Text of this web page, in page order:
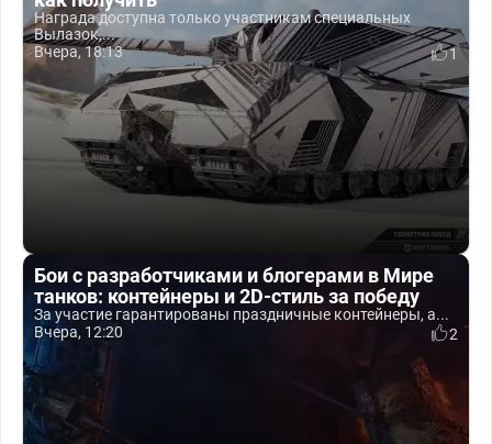
Награда доступна только участникам специальных
Вылазок,...
Вчера, 18:13
1
Бои с разработчиками и блогерами в Мире
танков: контейнеры и 2D-стиль за победу
За участие гарантированы праздничные контейнеры, а...
Вчера, 12:20
2